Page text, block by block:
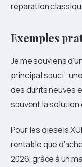
réparation
Exemples
Je me souviens
principal souci :
des durits neuves
souvent la
Pour les diesels
rentable que
2026, grâce à un